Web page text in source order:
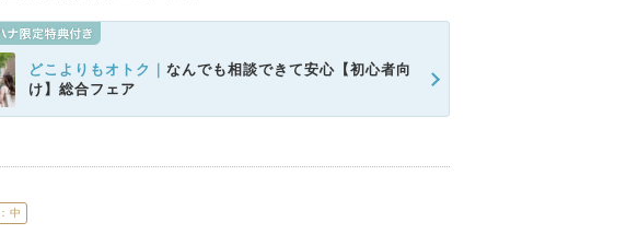
どこよりもオトク｜ なんでも相談できて安心【初心者向
け】総合フェア
中